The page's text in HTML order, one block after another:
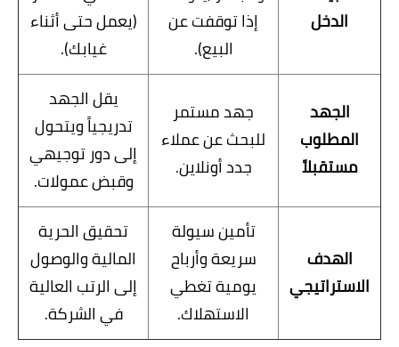
الدخل
إذا توقفت عن
البيع).
(يعمل حتى أثناء
غيابك).
الجهد
المطلوب
مستقبلاً
جهد مستمر
للبحث عن عملاء
جدد أونلاين.
يقل الجهد
تدريجياً ويتحول
إلى دور توجيهي
وقبض عمولات.
الهدف
الاستراتيجي
تأمين سيولة
سريعة وأرباح
يومية تغطي
الاستهلاك.
تحقيق الحرية
المالية والوصول
إلى الرتب العالية
في الشركة.